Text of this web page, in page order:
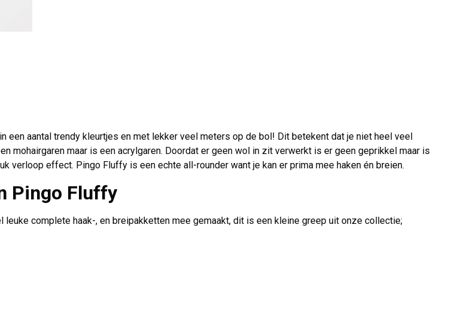
aantal trendy kleurtjes en met lekker veel meters op de bol! Dit betekent dat je niet heel veel
mohairgaren maar is een acrylgaren. Doordat er geen wol in zit verwerkt is er geen geprikkel maar is
verloop effect. Pingo Fluffy is een echte all-rounder want je kan er prima mee haken én breien.
Pingo Fluffy
complete haak-, en breipakketten mee gemaakt, dit is een kleine greep uit onze collectie;